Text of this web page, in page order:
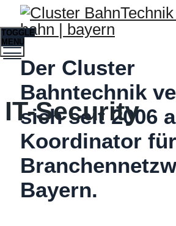
Der Cluster
Bahntechnik
sich seit 2006
Koordinator
Bayern.
TOGGLE
MENU
IT-Security